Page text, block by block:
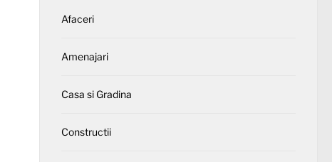
Afaceri
Amenajari
Casa si Gradina
Constructii